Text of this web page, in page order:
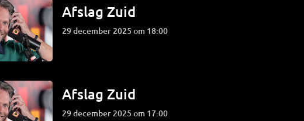
Afslag Zuid
29 december 2025 om 18:00
Afslag Zuid
29 december 2025 om 17:00